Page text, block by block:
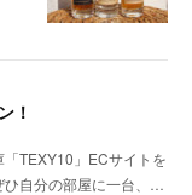
！
TEXY10」ECサイトを
ひ自分の部屋に一台、…